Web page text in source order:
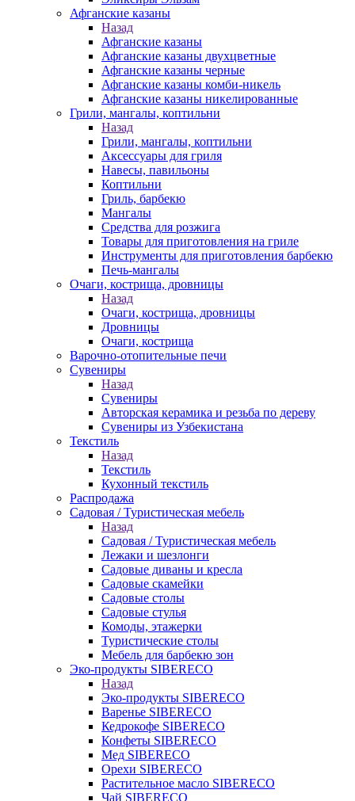
Афганские казаны
Назад
Афганские казаны
Афганские казаны двухцветные
Афганские казаны черные
Афганские казаны комби-никель
Афганские казаны никелированные
Грили, мангалы, коптильни
Назад
Грили, мангалы, коптильни
Аксессуары для гриля
Навесы, павильоны
Коптильни
Гриль, барбекю
Мангалы
Средства для розжига
Товары для приготовления на гриле
Инструменты для приготовления барбекю
Печь-мангалы
Очаги, кострища, дровницы
Назад
Очаги, кострища, дровницы
Дровницы
Очаги, кострища
Варочно-отопительные печи
Сувениры
Назад
Сувениры
Авторская керамика и резьба по дереву
Сувениры из Узбекистана
Текстиль
Назад
Текстиль
Кухонный текстиль
Распродажа
Садовая / Туристическая мебель
Назад
Садовая / Туристическая мебель
Лежаки и шезлонги
Садовые диваны и кресла
Садовые скамейки
Садовые столы
Садовые стулья
Комоды, этажерки
Туристические столы
Мебель для барбекю зон
Эко-продукты SIBERECO
Назад
Эко-продукты SIBERECO
Варенье SIBERECO
Кедрокофе SIBERECO
Конфеты SIBERECO
Мед SIBERECO
Орехи SIBERECO
Растительное масло SIBERECO
Чай SIBERECO